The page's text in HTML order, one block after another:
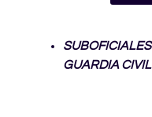
SUBOFICIALES
GUARDIA CIVIL